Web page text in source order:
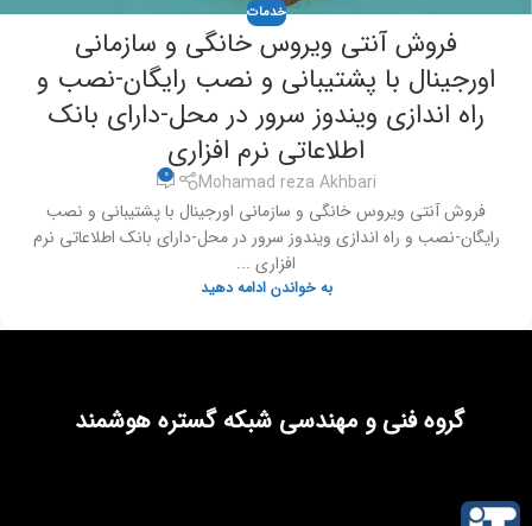
خدمات
فروش آنتی ویروس خانگی و سازمانی
اورجینال با پشتیبانی و نصب رایگان-نصب و
راه اندازی ویندوز سرور در محل-دارای بانک
اطلاعاتی نرم افزاری
Mohamad reza Akhbari
0
فروش آنتی ویروس خانگی و سازمانی اورجینال با پشتیبانی و نصب
رایگان-نصب و راه اندازی ویندوز سرور در محل-دارای بانک اطلاعاتی نرم
افزاری ...
به خواندن ادامه دهید
گروه فنی و مهندسی شبکه گستره هوشمند